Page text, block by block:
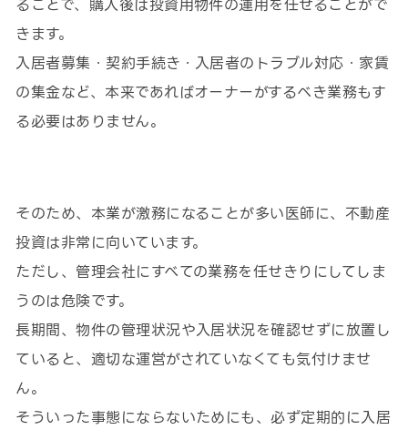
きます。
入居者募集・契約手続き・入居者のトラブル対応・家賃
の集金など、本来であればオーナーがするべき業務もす
る必要はありません。
そのため、本業が激務になることが多い医師に、不動産
投資は非常に向いています。
ただし、管理会社にすべての業務を任せきりにしてしま
うのは危険です。
長期間、物件の管理状況や入居状況を確認せずに放置し
ていると、適切な運営がされていなくても気付けませ
ん。
そういった事態にならないためにも、必ず定期的に入居